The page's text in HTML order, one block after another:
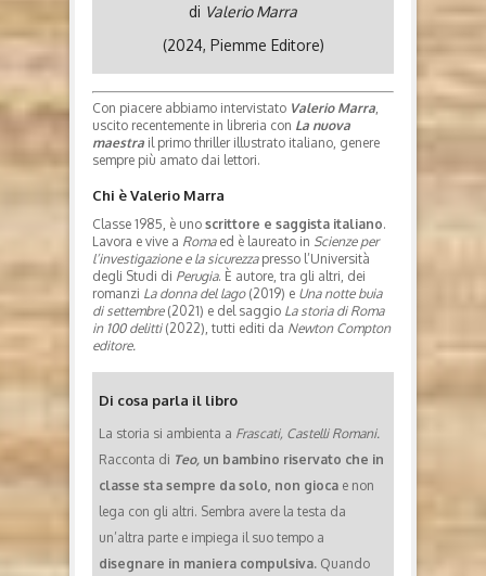
di Valerio Marra
(2024, Piemme Editore)
Con piacere abbiamo intervistato Valerio Marra
uscito recentemente in libreria con La nuova
maestra il primo thriller illustrato italiano, genere
sempre più amato dai lettori.
Chi è Valerio Marra
Classe 1985, è uno scrittore e saggista italiano.
Lavora e vive a Romaed è laureato in Scienze per
l’investigazione e la sicurezzapresso l’Università
degli Studi di Perugia. È autore, tra gli altri, dei
romanzi La donna del lago(2019) e Una notte buia
di settembre(2021) e del saggio La storia di Roma
in 100 delitti(2022), tutti editi da Newton Compton
editore.
Di cosa parla il libro
La storia si ambienta a Frascati, Castelli Romani.
Racconta di Teo, un bambino riservato che in
classe sta sempre da solo, non gioca e non
lega con gli altri. Sembra avere la testa da
un’altra parte e impiega il suo tempo a
disegnare in maniera compulsiva. Quando